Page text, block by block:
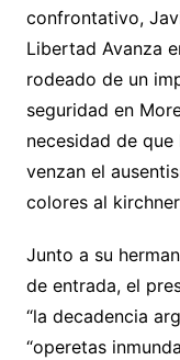
confrontativo,
Libertad Avanza
rodeado de un
seguridad en
necesidad de
venzan el
colores al
Junto a su
de entrada, el
“la decadencia
“operetas